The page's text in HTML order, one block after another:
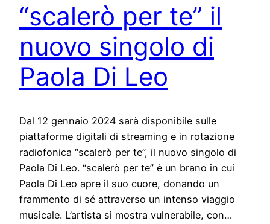
“scalerò per te” il
nuovo singolo di
Paola Di Leo
Dal 12 gennaio 2024 sarà disponibile sulle
piattaforme digitali di streaming e in rotazione
radiofonica “scalerò per te”, il nuovo singolo di
Paola Di Leo. “scalerò per te” è un brano in cui
Paola Di Leo apre il suo cuore, donando un
frammento di sé attraverso un intenso viaggio
musicale. L’artista si mostra vulnerabile, con…